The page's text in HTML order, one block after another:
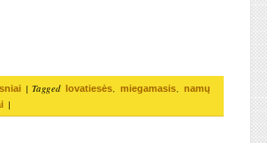
| Tagged lovatiesės, miegamasis, namų
|